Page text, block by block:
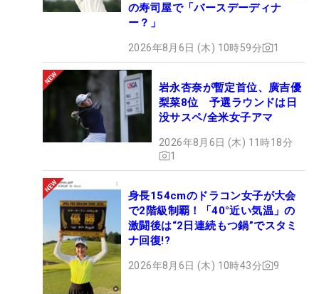
の寿司屋で「バースデーディナ
ー？」
2026年8月6日 (木) 10時59分 1
岩永杏奈が暫定首位、廣吉優
梨菜8位 予選ラウンドは日
没サスペ/全米女子アマ
2026年8月6日 (木) 11時18分
1
身長154cmのドラコン女子が大会
で2階級制覇！「40°近い気温」の
激闘後は“2日連続もつ鍋”でスタミ
ナ回復!?
2026年8月6日 (木) 10時43分 9